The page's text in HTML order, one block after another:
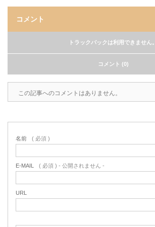
コメント
トラックバックは利用できません。
コメント (0)
この記事へのコメントはありません。
名前 ( 必須 )
E-MAIL ( 必須 ) - 公開されません -
URL